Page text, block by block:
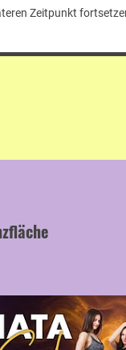
Zeitpunkt